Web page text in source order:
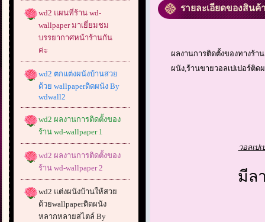
wd2 แผนที่ร้าน wd-
wallpaper มาเยี่ยมชม
บรรยากาศหน้าร้านกัน
ค่ะ
wd2 ตกแต่งผนังบ้านสวย
ด้วย wallpaperติดผนัง By
wdwall2
wd2 ผลงานการติดตั้งของ
ร้าน wd-wallpaper 1
wd2 ผลงานการติดตั้งของ
ร้าน wd-wallpaper 2
wd2 แต่งผนังบ้านให้สวย
ด้วยwallpaperติดผนัง
หลากหลายสไตล์ By
รายละเอียดของสินค้
ผลงานการติดตั้งของทางร้า
ผนัง,ร้านขายวอลเปเปอร์ติด
วอลเป
มีล